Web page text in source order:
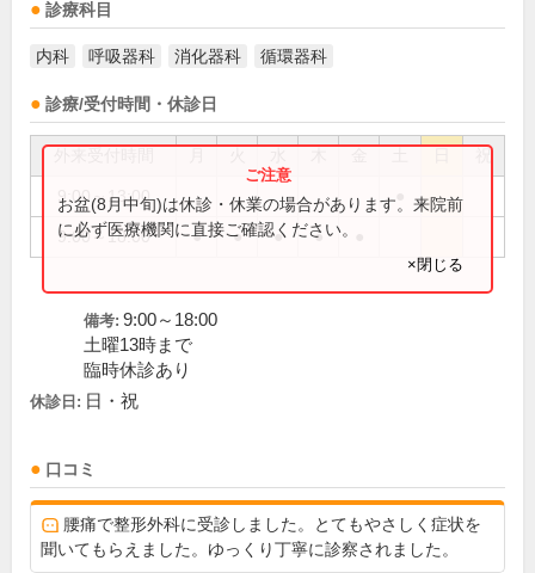
診療科目
内科 呼吸器科 消化器科 循環器科
診療/受付時間・休診日
祝
9:00～13:00
9:00～18:00 ● ● ● ●
お盆(8月中旬)は休診・休業の場合があります。来院前
に必ず医療機関に直接ご確認ください。
×閉じる
備考: 9:00～18:00
土曜13時まで
臨時休診あり
休診日: 日・祝
口コミ
腰痛で整形外科に受診しました。とてもやさしく症状を
聞いてもらえました。ゆっくり丁寧に診察されました。